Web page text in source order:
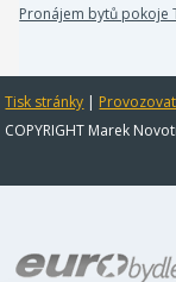
Pronájem bytů pokoje
Tisk stránky |
COPYRIGHT Marek